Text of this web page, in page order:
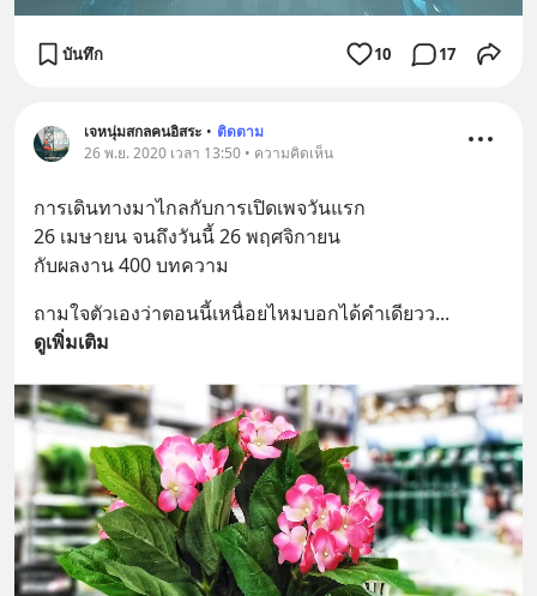
บันทึก 10 17
เจหนุ่มสกลคนอิสระ • ติดตาม
26 พ.ย. 2020 เวลา 13:50 • ความคิดเห็น
การเดินทาง​มาไกลกับการเปิดเพจวันแรก
26​ เมษายน​ จนถึง​วันนี้​ 26​ พฤศจิกายน
กับผลงาน​ 400​ บทความ​
ถามใจตัวเอง​ว่าตอนนี้​เหนื่อย​ไหม​บอกได้คำ​เดียว​ว...
ดูเพิ่มเติม